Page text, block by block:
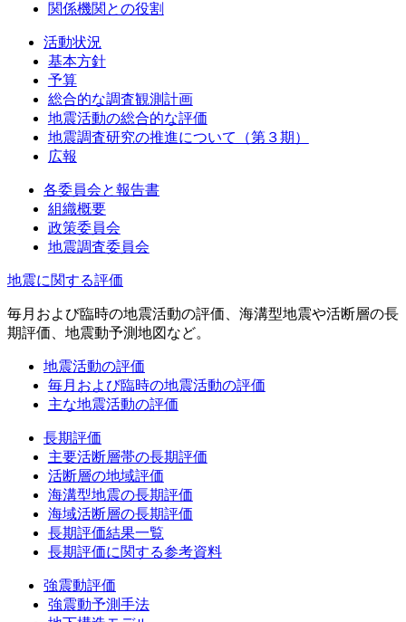
関係機関との役割
活動状況
基本方針
予算
総合的な調査観測計画
地震活動の総合的な評価
地震調査研究の推進について（第３期）
広報
各委員会と報告書
組織概要
政策委員会
地震調査委員会
地震に関する評価
毎月および臨時の地震活動の評価、海溝型地震や活断層の長
期評価、地震動予測地図など。
地震活動の評価
毎月および臨時の地震活動の評価
主な地震活動の評価
長期評価
主要活断層帯の長期評価
活断層の地域評価
海溝型地震の長期評価
海域活断層の長期評価
長期評価結果一覧
長期評価に関する参考資料
強震動評価
強震動予測手法